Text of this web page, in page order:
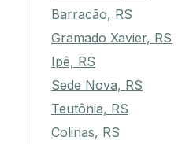
Barracão, RS
Gramado Xavier, RS
Ipê, RS
Sede Nova, RS
Teutônia, RS
Colinas, RS